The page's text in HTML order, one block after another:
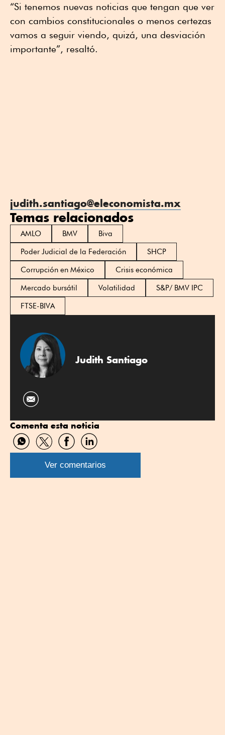
“Si tenemos nuevas noticias que tengan que ver
con cambios constitucionales o menos certezas
vamos a seguir viendo, quizá, una desviación
importante”, resaltó.
judith.santiago@eleconomista.mx
Temas relacionados
AMLO BMV
Biva
Poder Judicial de la Federación
SHCP
Corrupción en México
Crisis económica
Mercado bursátil
Volatilidad
S&P/ BMV IPC
FTSE-BIVA
Judith Santiago
Comenta esta noticia
Compartir
por
WhatsApp
Compartir
por
Twitter
Compartir
por
Facebook
Compartir
por
Linkedin
Ver comentarios